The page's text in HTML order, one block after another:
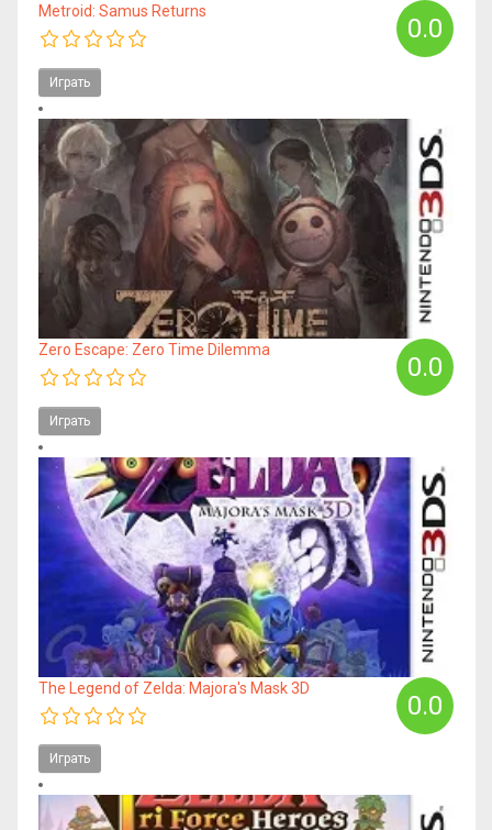
0.0
Metroid: Samus Returns
Играть
0.0
Zero Escape: Zero Time Dilemma
Играть
0.0
The Legend of Zelda: Majora's Mask 3D
Играть